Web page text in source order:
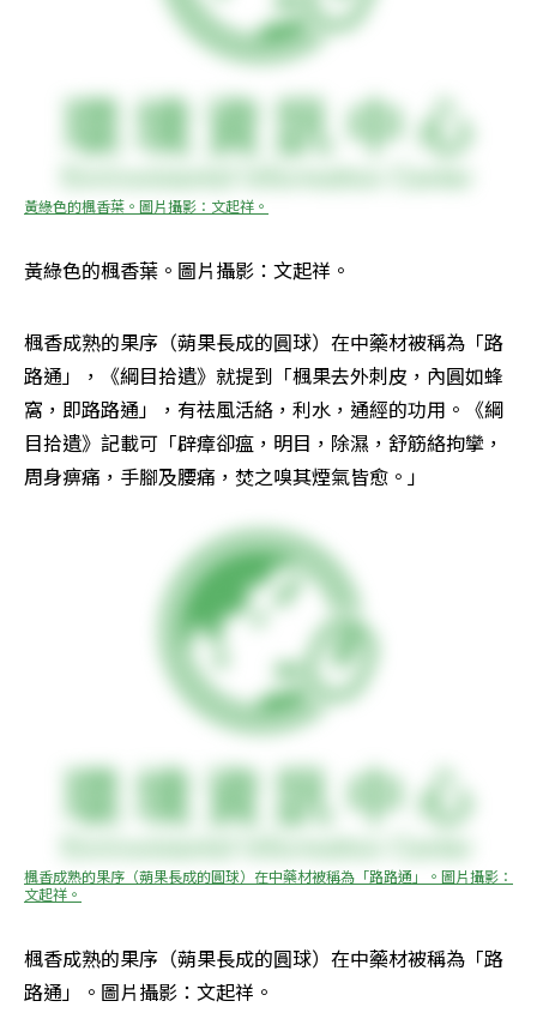
黃綠色的楓香葉。圖片攝影：文起祥。
黃綠色的楓香葉。圖片攝影：文起祥。
楓香成熟的果序（蒴果長成的圓球）在中藥材被稱為「路
路通」，《綱目拾遺》就提到「楓果去外刺皮，內圓如蜂
窩，即路路通」，有祛風活絡，利水，通經的功用。《綱
目拾遺》記載可「辟瘴卻瘟，明目，除濕，舒筋絡拘攣，
周身痹痛，手腳及腰痛，焚之嗅其煙氣皆愈。」
楓香成熟的果序（蒴果長成的圓球）在中藥材被稱為「路路通」。圖片攝影：
文起祥。
楓香成熟的果序（蒴果長成的圓球）在中藥材被稱為「路
路通」。圖片攝影：文起祥。